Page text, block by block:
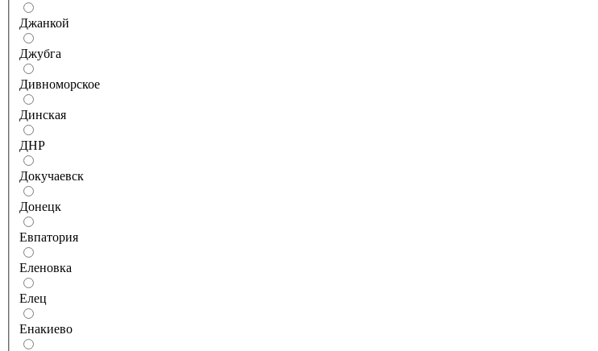
Джанкой
Джубга
Дивноморское
Динская
ДНР
Докучаевск
Донецк
Евпатория
Еленовка
Елец
Енакиево